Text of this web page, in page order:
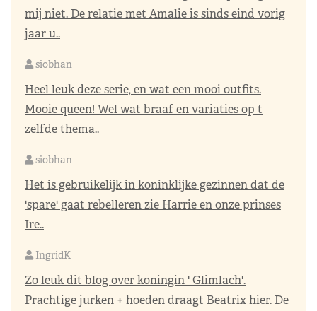
mij niet. De relatie met Amalie is sinds eind vorig
jaar u..
siobhan
Heel leuk deze serie, en wat een mooi outfits.
Mooie queen! Wel wat braaf en variaties op t
zelfde thema..
siobhan
Het is gebruikelijk in koninklijke gezinnen dat de
'spare' gaat rebelleren zie Harrie en onze prinses
Ire..
IngridK
Zo leuk dit blog over koningin ' Glimlach'.
Prachtige jurken + hoeden draagt Beatrix hier. De